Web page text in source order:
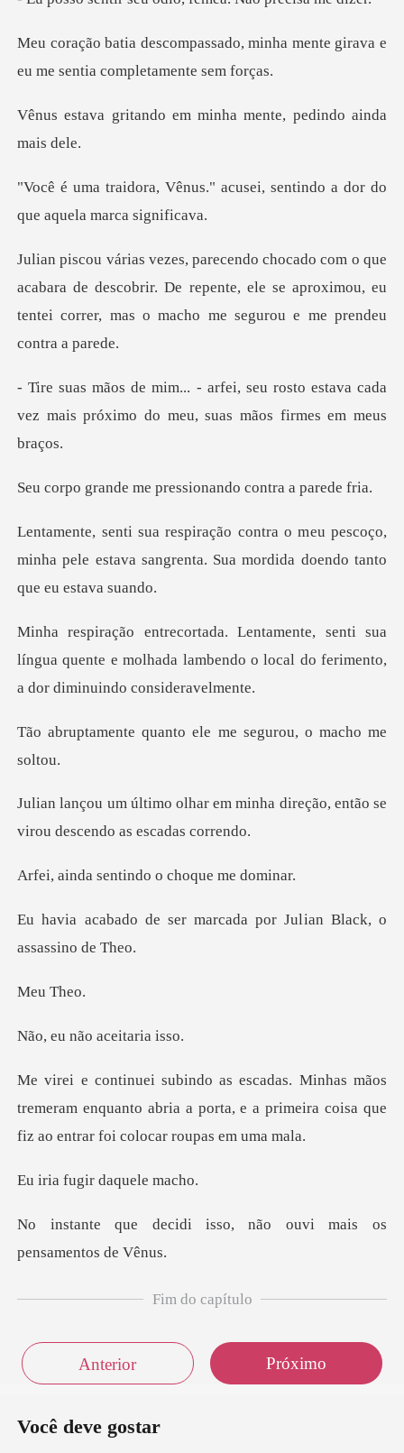
o, minha mente girava e
eu me s
o em minha mente, ped
" acusei, sentindo a dor do
q
bara de descobrir. De repente, ele se aproximou, eu
tentei c
u rosto estava cada
vez mais próximo do
me pressionando co
eu pescoço,
minha pele estava sangrenta. Sua
i sua
língua quente e molhada lambendo o local d
anto ele me segurou,
em minha direção, então se
viro
sentindo o cho
marcada por Julian Blac
u T
não aceit
s
tremeram enquanto abria a porta, e a primeira cois
ugir daque
i isso, não ouvi mais
Fim do capítulo
Anterior Próximo
Você deve gostar